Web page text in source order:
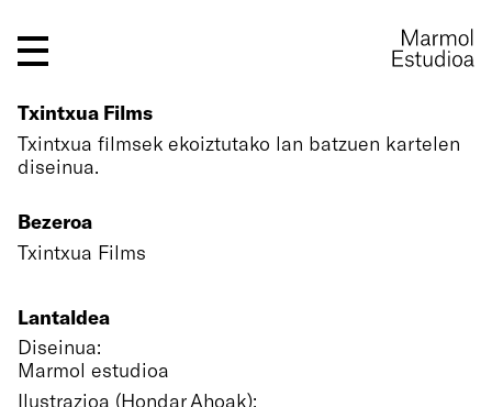
Txintxua Films
Txintxua filmsek ekoiztutako lan batzuen kartelen
diseinua.
Bezeroa
Txintxua Films
Lantaldea
Diseinua:
Marmol estudioa
Ilustrazioa (Hondar Ahoak):